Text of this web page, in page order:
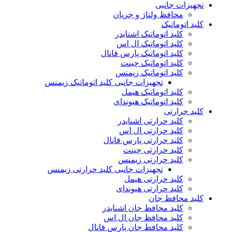
تجهیزات جانبی
محافظ ولتاژ و‌ جریان
کلید اتوماتیک
کلید اتوماتیک اشنایدر
کلید اتوماتیک ال اس
کلید اتوماتیک پارس فانال
کلید اتوماتیک چینت
کلید اتوماتیک زیمنس
تجهیزات جانبی کلید اتوماتیک زیمنس
کلید اتوماتیک هیمل
کلید اتوماتیک هیوندای
کلید حرارتی
کلید حرارتی اشنایدر
کلید حرارتی ال اس
کلید حرارتی پارس فانال
کلید حرارتی چینت
کلید حرارتی زیمنس
تجهیزات جانبی کلید حرارتی زیمنس
کلید حرارتی هیمل
کلید حرارتی هیوندای
کلید محافظ جان
کلید محافظ جان اشنایدر
کلید محافظ جان ال اس
کلید محافظ جان پارس فانال